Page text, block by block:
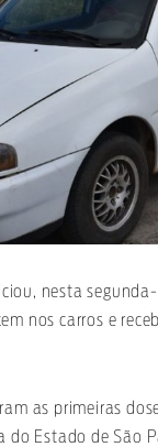
nesta
nos carros e
as primeiras
do Estado de São